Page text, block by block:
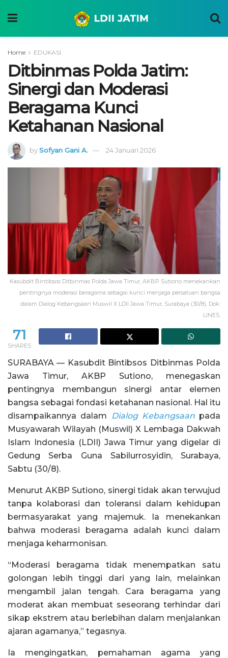
Home EDUKASI
Ditbinmas Polda Jatim:
Sinergi dan Moderasi
Beragama Kunci
Ketahanan Nasional
bySofyan Gani A. 24 Januari 2026
Kasubdit Bintibsos Ditbinmas Polda Jawa Timur, AKBP Sutiono menekankan
pentingnya moderasi beragama sebagai kunci menjaga persatuan bangsa
dalam Dialog Kebangsaan Muswil X LDII Jawa Timur, Surabaya (30/8). Dok:
LINES.
71
SHARES
SURABAYA — Kasubdit Bintibsos Ditbinmas Polda
Jawa Timur, AKBP Sutiono, menegaskan
pentingnya membangun sinergi antar elemen
bangsa sebagai fondasi ketahanan nasional. Hal itu
disampaikannya dalam
Dialog Kebangsaan pada
Musyawarah Wilayah (Muswil) X Lembaga Dakwah
Islam Indonesia (LDII) Jawa Timur yang digelar di
Gedung Serba Guna Sabilurrosyidin, Surabaya,
Sabtu (30/8).
Menurut AKBP Sutiono, sinergi tidak akan terwujud
tanpa kolaborasi dan toleransi dalam kehidupan
bermasyarakat yang majemuk. Ia menekankan
bahwa moderasi beragama adalah kunci dalam
menjaga keharmonisan.
“Moderasi beragama tidak menempatkan satu
golongan lebih tinggi dari yang lain, melainkan
mengambil jalan tengah. Cara beragama yang
moderat akan membuat seseorang terhindar dari
sikap ekstrem atau berlebihan dalam menjalankan
ajaran agamanya,” tegasnya.
Ia mengingatkan, pemahaman agama yang